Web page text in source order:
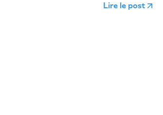
Lire le post